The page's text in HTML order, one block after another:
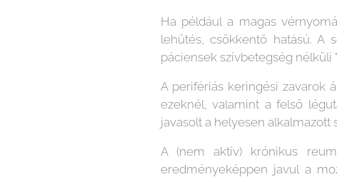
Ha például a magas
lehűtés, csökkentő hatású. A
páciensek szívbetegség nélküli
A perifériás keringési zavarok
ezeknél, valamint a felső
javasolt a helyesen alkalmazott
A (nem aktív) krónikus
eredményeképpen javul a